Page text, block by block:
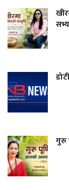
गुरु